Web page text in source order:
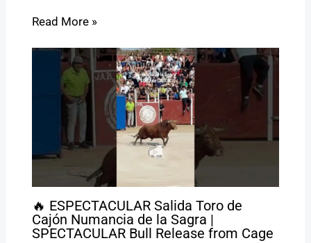
Read More »
🔥 ESPECTACULAR Salida Toro de
Cajón Numancia de la Sagra |
SPECTACULAR Bull Release from Cage